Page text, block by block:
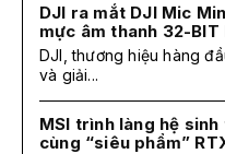
DJI ra mắt DJI Mic
mực âm thanh 32-BIT
DJI, thương hiệu hàng
và giải...
MSI trình làng hệ sinh
cùng “siêu phẩm”